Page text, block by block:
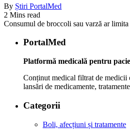
By Știri PortalMed
2 Mins read
Consumul de broccoli sau varză ar
PortalMed
Platformă medicală pentru
Conținut medical filtrat de medicii
lansări de medicamente,
Categorii
Boli, afecțiuni și tratamente